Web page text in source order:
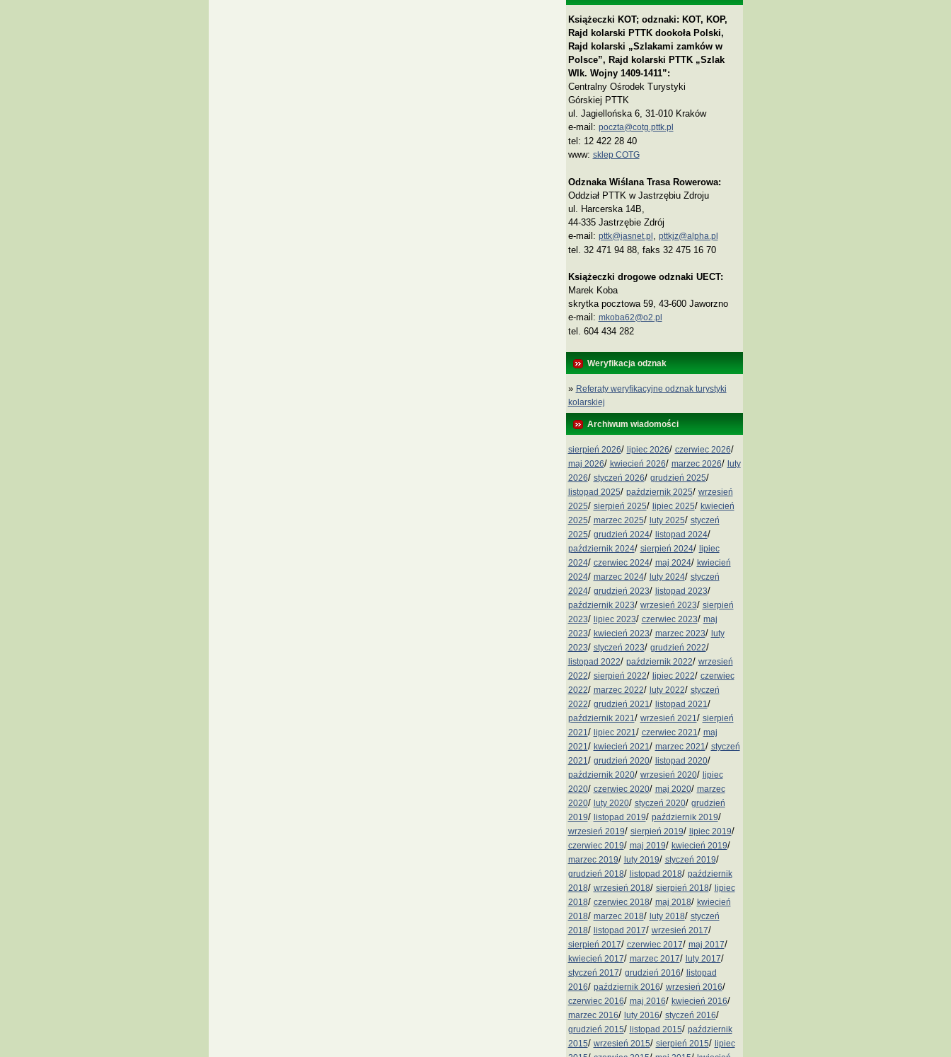
Książeczki KOT; odznaki: KOT, KOP,
Rajd kolarski PTTK dookoła Polski,
Rajd kolarski „Szlakami zamków w
Polsce”, Rajd kolarski PTTK „Szlak
Wlk. Wojny 1409-1411”:
Centralny Ośrodek Turystyki
Górskiej PTTK
ul. Jagiellońska 6, 31-010 Kraków
e-mail: poczta@cotg.pttk.pl
tel: 12 422 28 40
www: sklep COTG
Odznaka Wiślana Trasa Rowerowa:
Oddział PTTK w Jastrzębiu Zdroju
ul. Harcerska 14B,
44-335 Jastrzębie Zdrój
e-mail: pttk@jasnet.pl pttkjz@alpha.pl
tel. 32 471 94 88, faks 32 475 16 70
Książeczki drogowe odznaki UECT:
Marek Koba
skrytka pocztowa 59, 43-600 Jaworzno
e‑mail: mkoba62@o2.pl
tel. 604 434 282
Weryfikacja odznak
» Referaty weryfikacyjne odznak turystyki
kolarskiej
Archiwum wiadomości
sierpień 2026/ lipiec 2026/ czerwiec 2026/
maj 2026/ kwiecień 2026/ marzec 2026/ luty
2026/ styczeń 2026/ grudzień 2025/
listopad 2025/ październik 2025/ wrzesień
2025/ sierpień 2025/ lipiec 2025/ kwiecień
2025/ marzec 2025/ luty 2025/ styczeń
2025/ grudzień 2024/ listopad 2024/
październik 2024/ sierpień 2024/ lipiec
2024/ czerwiec 2024/ maj 2024/ kwiecień
2024/ marzec 2024/ luty 2024/ styczeń
2024/ grudzień 2023/ listopad 2023/
październik 2023/ wrzesień 2023/ sierpień
2023/ lipiec 2023/ czerwiec 2023/ maj
2023/ kwiecień 2023/ marzec 2023/ luty
2023/ styczeń 2023/ grudzień 2022/
listopad 2022/ październik 2022/ wrzesień
2022/ sierpień 2022/ lipiec 2022/ czerwiec
2022/ marzec 2022/ luty 2022/ styczeń
2022/ grudzień 2021 / listopad 2021 /
październik 2021 / wrzesień 2021 / sierpień
2021 / lipiec 2021 / czerwiec 2021 / maj
2021 / kwiecień 2021 / marzec 2021 / styczeń
2021 / grudzień 2020/ listopad 2020/
październik 2020/ wrzesień 2020/ lipiec
2020/ czerwiec 2020/ maj 2020/ marzec
2020/ luty 2020/ styczeń 2020/ grudzień
2019/ listopad 2019/ październik 2019/
wrzesień 2019/ sierpień 2019/ lipiec 2019/
czerwiec 2019/ maj 2019/ kwiecień 2019/
marzec 2019/ luty 2019/ styczeń 2019/
grudzień 2018/ listopad 2018/ październik
2018/ wrzesień 2018/ sierpień 2018/ lipiec
2018/ czerwiec 2018/ maj 2018/ kwiecień
2018/ marzec 2018/ luty 2018/ styczeń
2018/ listopad 2017/ wrzesień 2017/
sierpień 2017/ czerwiec 2017/ maj 2017/
kwiecień 2017/ marzec 2017/ luty 2017/
styczeń 2017/ grudzień 2016/ listopad
2016/ październik 2016/ wrzesień 2016/
czerwiec 2016/ maj 2016/ kwiecień 2016/
marzec 2016/ luty 2016/ styczeń 2016/
grudzień 2015/ listopad 2015/ październik
2015/ wrzesień 2015/ sierpień 2015/ lipiec